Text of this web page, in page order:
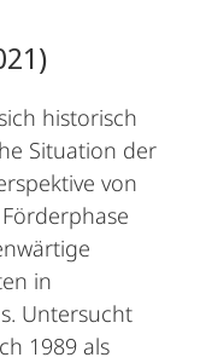
historisch
Situation der
von
in
Untersucht
1989 als